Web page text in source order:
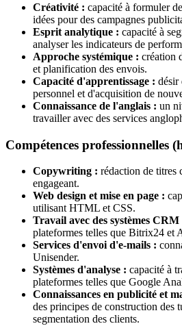
Créativité : capacité à formuler
idées pour des campagnes
Esprit analytique : capacité à
analyser les indicateurs de
Approche systémique : création
et planification des envois.
Capacité d'apprentissage : désir
personnel et d'acquisition de
Connaissance de l'anglais : un
travailler avec des services
Compétences professionnelles
Copywriting : rédaction de titres
engageant.
Web design et mise en page :
utilisant HTML et CSS.
Travail avec des systèmes CRM
plateformes telles que Bitrix24 et
Services d'envoi d'e-mails :
Unisender.
Systèmes d'analyse : capacité à
plateformes telles que Google
Connaissances en publicité et
des principes de construction des
segmentation des clients.